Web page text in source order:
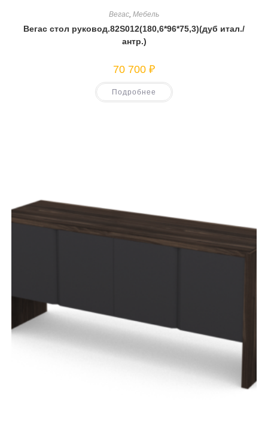
Вегас, Мебель
Вегас стол руковод.82S012(180,6*96*75,3)(дуб итал./
антр.)
70 700 ₽
Подробнее